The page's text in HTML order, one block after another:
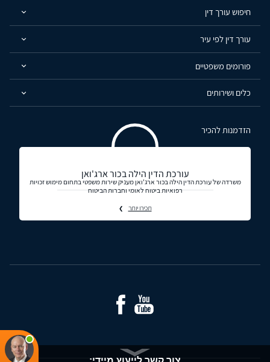
חיפוש עורך דין
עורך דין לפי עיר
פורומים משפטיים
כלים ושירותים
הזדמנות להכיר
עורכת הדין הילה בכור ארג'ואן
משרדה של עורכת הדין הילה בכור ארג'ואן מעניק שירות משפטי בתחום מימוש זכויות
רפואיות ביטוח לאומי וחברות הביטוח
תכירו יותר